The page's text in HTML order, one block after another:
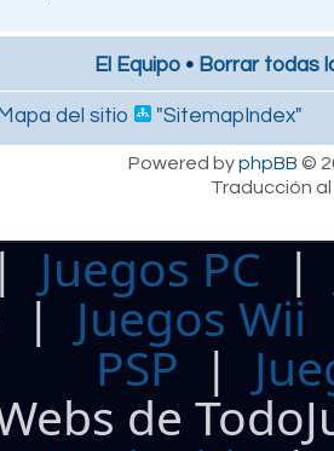
El Equipo • Borrar todas
Mapa del sitio "SitemapIndex"
Powered byphpBB ©
Traducción
Juegos PC
| Juegos Wii
PSP |
de